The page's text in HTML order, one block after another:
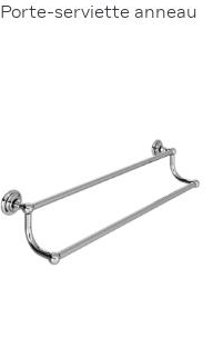
Porte-serviette anneau